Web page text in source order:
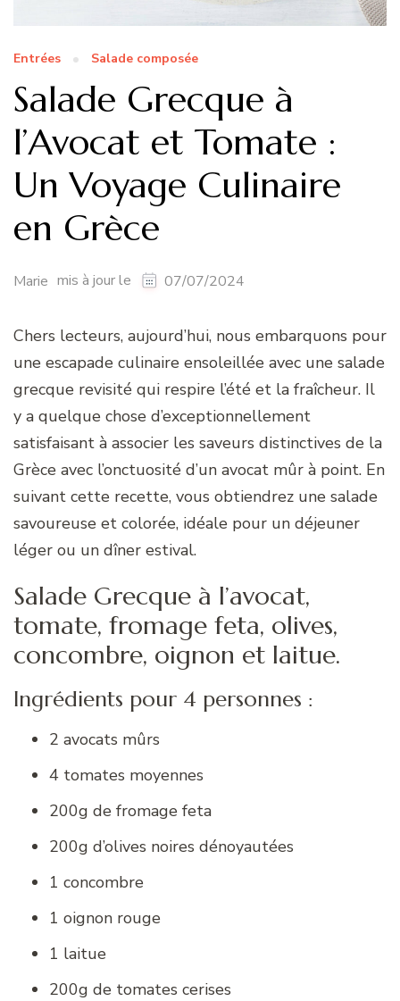
Entrées Salade composée
Salade Grecque à
l’Avocat et Tomate :
Un Voyage Culinaire
en Grèce
Marie mis à jour le 07/07/2024
Chers lecteurs, aujourd’hui, nous embarquons pour
une escapade culinaire ensoleillée avec une salade
grecque revisité qui respire l’été et la fraîcheur. Il
y a quelque chose d’exceptionnellement
satisfaisant à associer les saveurs distinctives de la
Grèce avec l’onctuosité d’un avocat mûr à point. En
suivant cette recette, vous obtiendrez une salade
savoureuse et colorée, idéale pour un déjeuner
léger ou un dîner estival.
Salade Grecque à l’avocat,
tomate, fromage feta, olives,
concombre, oignon et laitue.
Ingrédients pour 4 personnes :
2 avocats mûrs
4 tomates moyennes
200g de fromage feta
200g d’olives noires dénoyautées
1 concombre
1 oignon rouge
1 laitue
200g de tomates cerises